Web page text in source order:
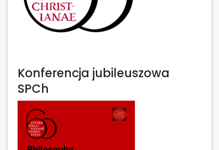
Konferencja jubileuszowa
SPCh